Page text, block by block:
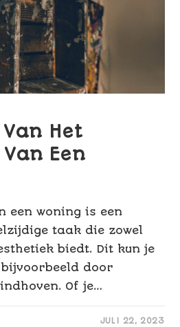
Het
Een
een woning is een
taak die zowel
biedt. Dit kun je
door
Of je…
JULI 22, 2023